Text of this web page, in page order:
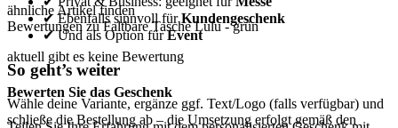
✔ Ebenfalls sinnvoll fürKundengeschenk
✔ Und als Option fürEvent
So geht’s weiter
Wähle deine Variante, ergänze ggf. Text/Logo (falls verfügbar) und
schließe die Bestellung ab – die Umsetzung erfolgt gemäß den
ähnliche Artikel finden
Bewertungen zu Faltbare Tasche Lulu - grün
aktuell gibt es keine Bewertung
Bewerten Sie das Geschenk